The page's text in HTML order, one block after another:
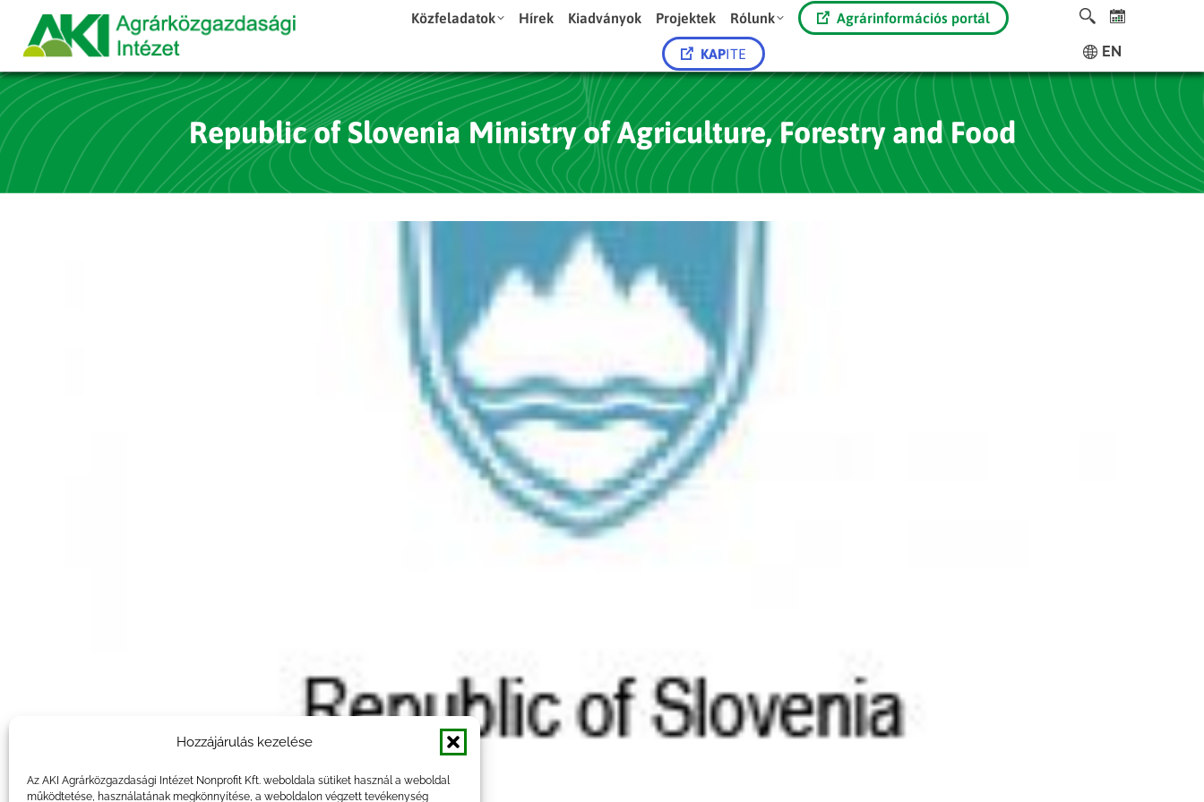
Hozzájárulás kezelése
Az AKI Agrárközgazdasági Intézet Nonprofit Kft. weboldala sütiket használ a weboldal
működtetése, használatának megkönnyítése, a weboldalon végzett tevékenység
Közfeladatok Hírek Kiadványok Projektek Rólunk Agrárinformációs portál
KAPITE EN
Republic of Slovenia Ministry of Agriculture, Forestry and Food